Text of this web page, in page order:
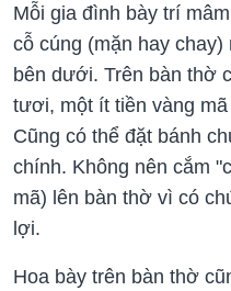
Mỗi gia đình bày trí
cỗ cúng (mặn hay
bên dưới. Trên bàn thờ
tươi, một ít tiền vàng
Cũng có thể đặt bánh
chính. Không nên cắm
mã) lên bàn thờ vì có
lợi.
Hoa bày trên bàn thờ